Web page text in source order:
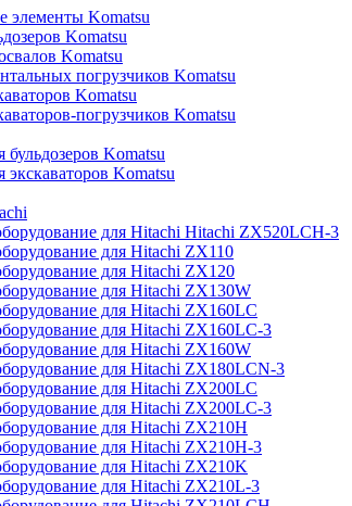
Komatsu
Komatsu
Komatsu
погрузчиков Komatsu
Komatsu
погрузчиков Komatsu
бульдозеров Komatsu
экскаваторов Komatsu
для Hitachi Hitachi ZX520LCH-3
для Hitachi ZX110
для Hitachi ZX120
для Hitachi ZX130W
для Hitachi ZX160LC
для Hitachi ZX160LC-3
для Hitachi ZX160W
для Hitachi ZX180LCN-3
для Hitachi ZX200LC
для Hitachi ZX200LC-3
для Hitachi ZX210H
для Hitachi ZX210H-3
для Hitachi ZX210K
для Hitachi ZX210L-3